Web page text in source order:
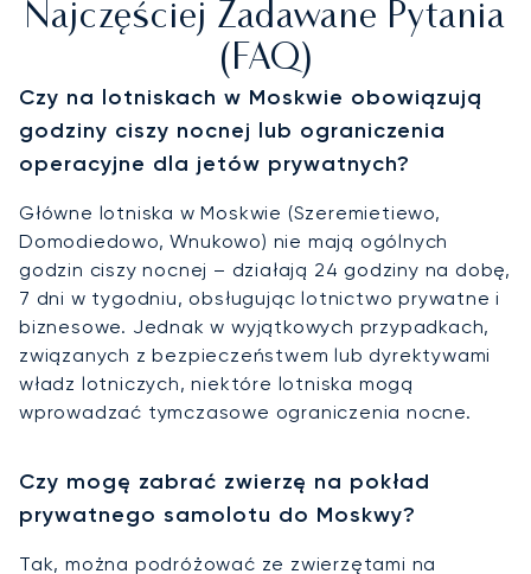
Najczęściej Zadawane Pytania
(FAQ)
Czy na lotniskach w Moskwie obowiązują
godziny ciszy nocnej lub ograniczenia
operacyjne dla jetów prywatnych?
Główne lotniska w Moskwie (Szeremietiewo,
Domodiedowo, Wnukowo) nie mają ogólnych
godzin ciszy nocnej – działają 24 godziny na dobę,
7 dni w tygodniu, obsługując lotnictwo prywatne i
biznesowe. Jednak w wyjątkowych przypadkach,
związanych z bezpieczeństwem lub dyrektywami
władz lotniczych, niektóre lotniska mogą
wprowadzać tymczasowe ograniczenia nocne.
Czy mogę zabrać zwierzę na pokład
prywatnego samolotu do Moskwy?
Tak, można podróżować ze zwierzętami na